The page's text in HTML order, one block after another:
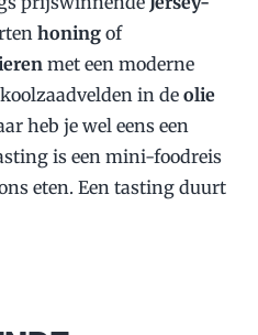
honing of
met een moderne
in deolie
heb je wel eens een
is een mini-foodreis
eten. Een tasting duurt